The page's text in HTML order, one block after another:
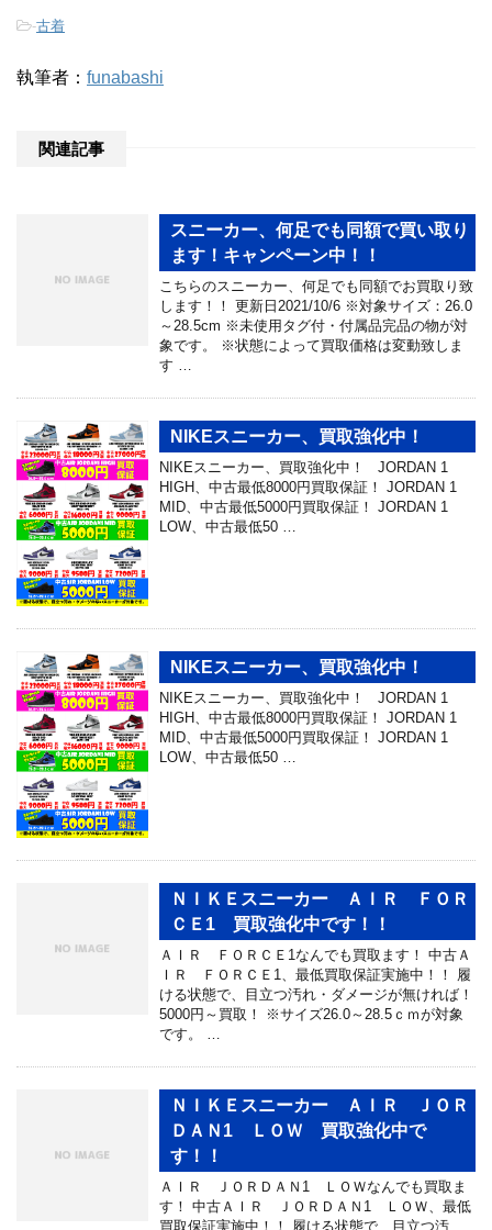
-古着
執筆者： funabashi
関連記事
スニーカー、何足でも同額で買い取り
ます！キャンペーン中！！
こちらのスニーカー、何足でも同額でお買取り致
します！！ 更新日2021/10/6 ※対象サイズ：26.0
～28.5cm ※未使用タグ付・付属品完品の物が対
象です。 ※状態によって買取価格は変動致しま
す …
NIKEスニーカー、買取強化中！
NIKEスニーカー、買取強化中！ JORDAN 1
HIGH、中古最低8000円買取保証！ JORDAN 1
MID、中古最低5000円買取保証！ JORDAN 1
LOW、中古最低50 …
NIKEスニーカー、買取強化中！
NIKEスニーカー、買取強化中！ JORDAN 1
HIGH、中古最低8000円買取保証！ JORDAN 1
MID、中古最低5000円買取保証！ JORDAN 1
LOW、中古最低50 …
ＮＩＫＥスニーカー ＡＩＲ ＦＯＲ
ＣＥ1 買取強化中です！！
ＡＩＲ ＦＯＲＣＥ1なんでも買取ます！ 中古Ａ
ＩＲ ＦＯＲＣＥ1、最低買取保証実施中！！ 履
ける状態で、目立つ汚れ・ダメージが無ければ！
5000円～買取！ ※サイズ26.0～28.5ｃｍが対象
です。 …
ＮＩＫＥスニーカー ＡＩＲ ＪＯＲ
ＤＡＮ1 ＬＯＷ 買取強化中で
す！！
ＡＩＲ ＪＯＲＤＡＮ1 ＬＯＷなんでも買取ま
す！ 中古ＡＩＲ ＪＯＲＤＡＮ1 ＬＯＷ、最低
買取保証実施中！！ 履ける状態で、目立つ汚